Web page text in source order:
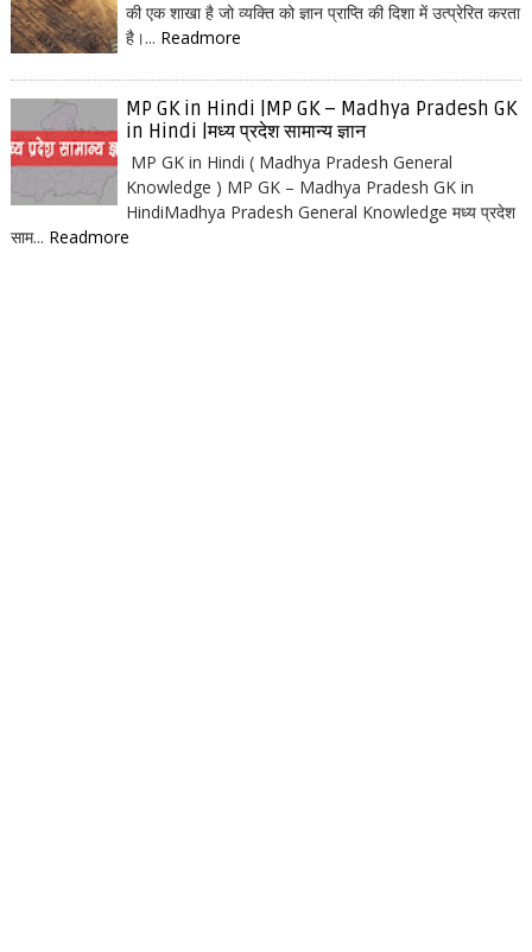
की एक शाखा है जो व्यक्ति को ज्ञान प्राप्ति की दिशा में उत्प्रेरित करता
है।... Readmore
MP GK in Hindi |MP GK – Madhya Pradesh GK
in Hindi |मध्य प्रदेश सामान्य ज्ञान
MP GK in Hindi ( Madhya Pradesh General
Knowledge ) MP GK – Madhya Pradesh GK in
HindiMadhya Pradesh General Knowledge मध्य प्रदेश
साम... Readmore